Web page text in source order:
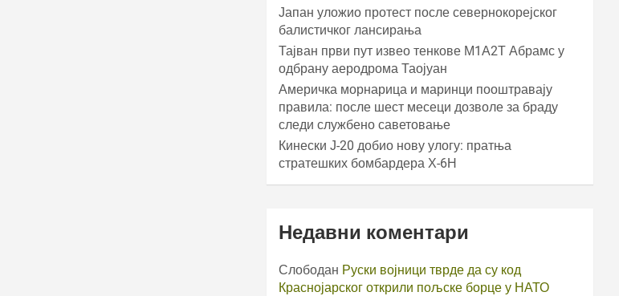
Јапан уложио протест после севернокорејског
балистичког лансирања
Тајван први пут извео тенкове М1А2Т Абрамс у
одбрану аеродрома Таојуан
Америчка морнарица и маринци пооштравају
правила: после шест месеци дозволе за браду
следи службено саветовање
Кинески Ј-20 добио нову улогу: пратња
стратешких бомбардера Х-6Н
Недавни коментари
Слободан Руски војници тврде да су код
Краснојарског открили пољске борце у НАТО